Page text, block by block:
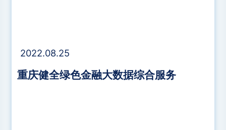
2022.08.25
重庆健全绿色金融大数据综合服务